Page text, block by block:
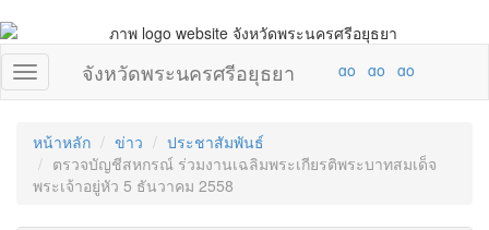
จังหวัดพระนครศรีอยุธยา
หน้าหลัก ข่าว
ประชาสัมพันธ์
ตรวจบัญชีสหกรณ์ ร่วมงานเฉลิมพระเกียรติพระบาทสมเด็จ
พระเจ้าอยู่หัว 5 ธันวาคม 2558